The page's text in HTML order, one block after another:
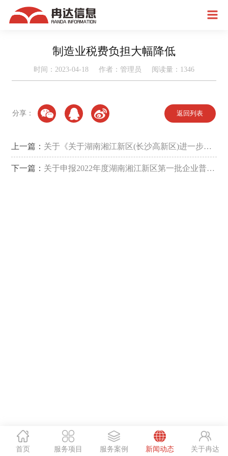
制造业税费负担大幅降低
时间：2023-04-18 作者：管理员 阅读量： 1346
分享： 返回列表
上一篇： 关于《关于湖南湘江新区(长沙高新区)进一步加
快招商引资扩大对外开放的若干政策》的政策解读
下一篇： 关于申报2022年度湖南湘江新区第一批企业普惠
首页 服务项目 服务案例 新闻动态 关于冉达